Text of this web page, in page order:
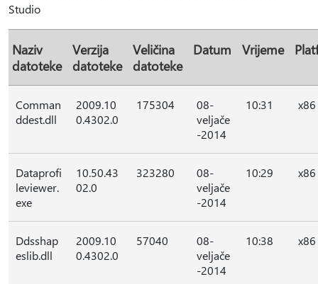
Studio
Naziv
datoteke
Verzija
datoteke
Veličina
datoteke
Datum Vrijeme
Comman
ddest.dll
2009.10
0.4302.0
175304
08-
veljače
-2014
10:31 x86
Dataprofi
leviewer.
exe
10.50.43
02.0
323280
08-
veljače
-2014
10:29 x86
Ddsshap
eslib.dll
2009.10
0.4302.0
57040
08-
veljače
-2014
10:38 x86